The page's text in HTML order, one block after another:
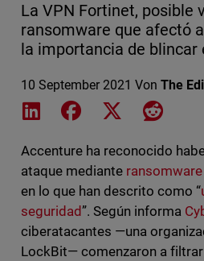
La VPN Fortinet, posible
ransomware que afectó
la importancia de blincar
10 September 2021 Von The
Share on LinkedIn
Share on Facebook
Share on XShare
Accenture ha reconocido
ataque mediante ransomware
en lo que han descrito como “
seguridad”. Según informa
ciberatacantes —una
LockBit— comenzaron a